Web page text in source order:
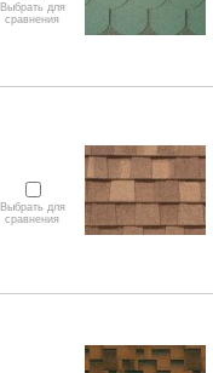
Выбрать для
сравнения
Выбрать для
сравнения